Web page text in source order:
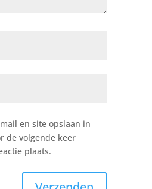
en site opslaan in
de volgende keer
plaats.